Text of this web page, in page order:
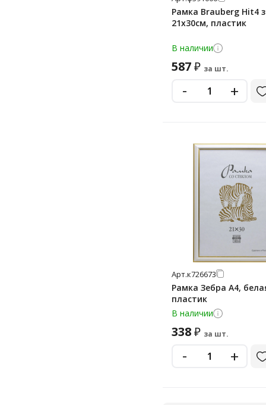
Рамка Brauberg Hit4
21х30см, пластик
В наличии
587₽ за шт.
- +
Арт.к726673
Рамка Зебра А4,
пластик
В наличии
338₽ за шт.
- +